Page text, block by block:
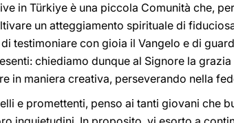
in Türkiye è una piccola Comunità che,
un atteggiamento spirituale di
testimoniare con gioia il Vangelo e di
chiediamo dunque al Signore la
in maniera creativa, perseverando nella
e promettenti, penso ai tanti giovani che